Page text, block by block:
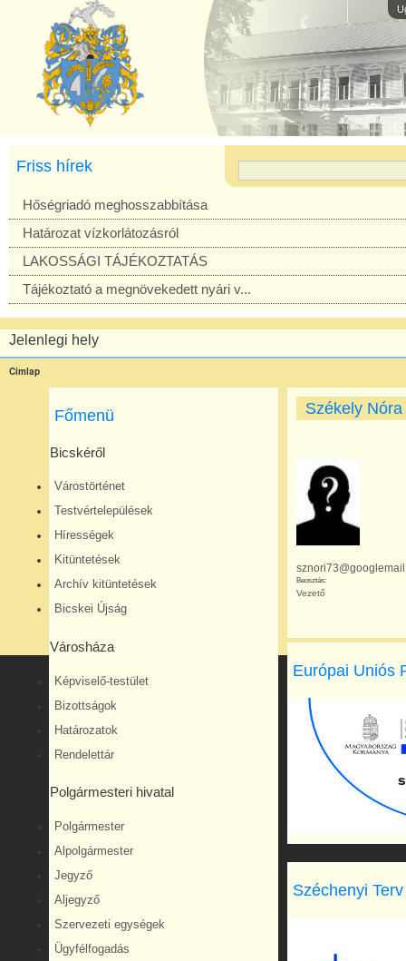
Friss hírek
Hőségriadó meghosszabbítása
Határozat vízkorlátozásról
LAKOSSÁGI TÁJÉKOZTATÁS
Tájékoztató a megnövekedett nyári v...
Jelenlegi hely
Címlap
Főmenü
Bicskéről
Várostörténet
Testvértelepülések
Hírességek
Kitüntetések
Archív kitüntetések
Bicskei Újság
Városháza
Képviselő-testület
Bizottságok
Határozatok
Rendelettár
Polgármesteri hivatal
Polgármester
Alpolgármester
Jegyző
Aljegyző
Szervezeti egységek
Ügyfélfogadás
Székely Nóra
Beosztás:
Vezető
Európai Uniós
Széchenyi